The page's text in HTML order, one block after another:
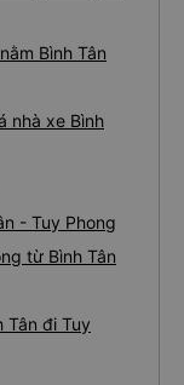
Bình Tân
nhà xe Bình
- Tuy Phong
từ Bình Tân
Tân đi Tuy